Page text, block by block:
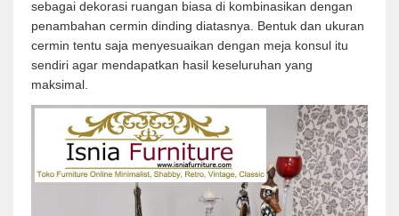
sebagai dekorasi ruangan biasa di kombinasikan dengan
penambahan cermin dinding diatasnya. Bentuk dan ukuran
cermin tentu saja menyesuaikan dengan meja konsul itu
sendiri agar mendapatkan hasil keseluruhan yang
maksimal.